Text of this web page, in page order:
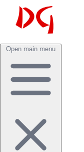
Open main menu